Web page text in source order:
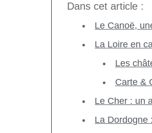
Dans cet article :
Le Canoë,
La Loire en
Les
Carte &
Le Cher : un
La Dordogne